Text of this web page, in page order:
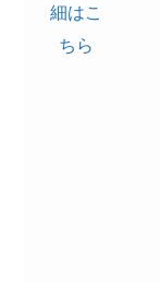
細はこ
ちら